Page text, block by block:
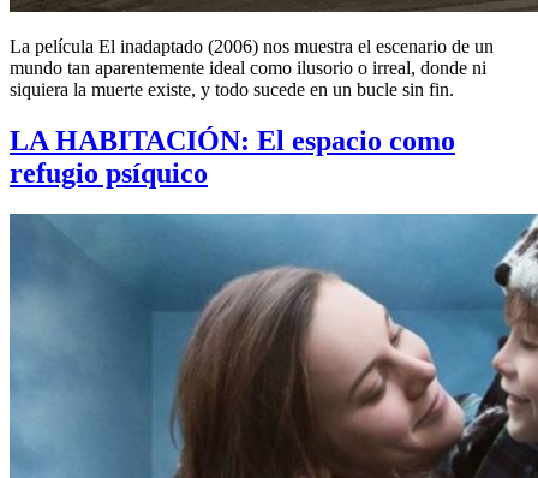
La película El inadaptado (2006) nos muestra el escenario de un
mundo tan aparentemente ideal como ilusorio o irreal, donde ni
siquiera la muerte existe, y todo sucede en un bucle sin fin.
LA HABITACIÓN: El espacio como
refugio psíquico